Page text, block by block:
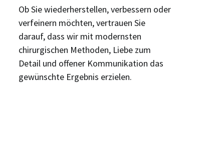
Ob Sie wiederherstellen, verbessern oder
verfeinern möchten, vertrauen Sie
darauf, dass wir mit modernsten
chirurgischen Methoden, Liebe zum
Detail und offener Kommunikation das
gewünschte Ergebnis erzielen.